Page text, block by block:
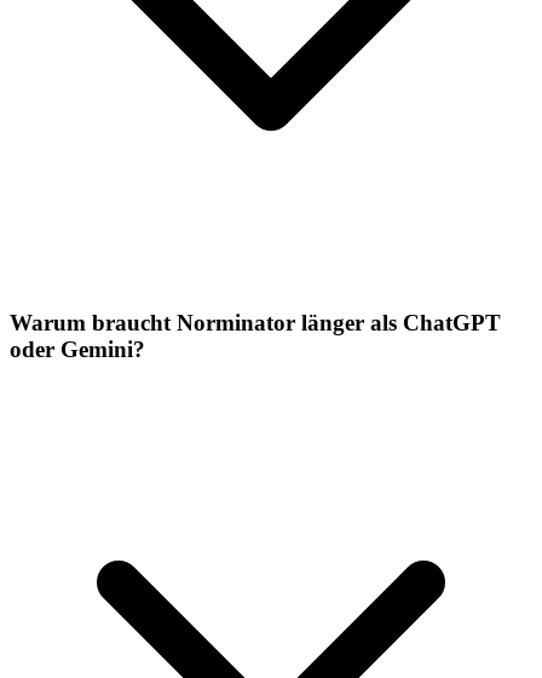
Warum braucht Norminator länger als ChatGPT
oder Gemini?